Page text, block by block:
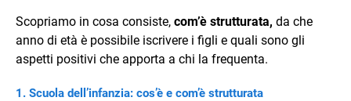
Scopriamo in cosa consiste, com’è strutturata, da che
anno di età è possibile iscrivere i figli e quali sono gli
aspetti positivi che apporta a chi la frequenta.
Scuola dell’infanzia: cos’è e com’è strutturata